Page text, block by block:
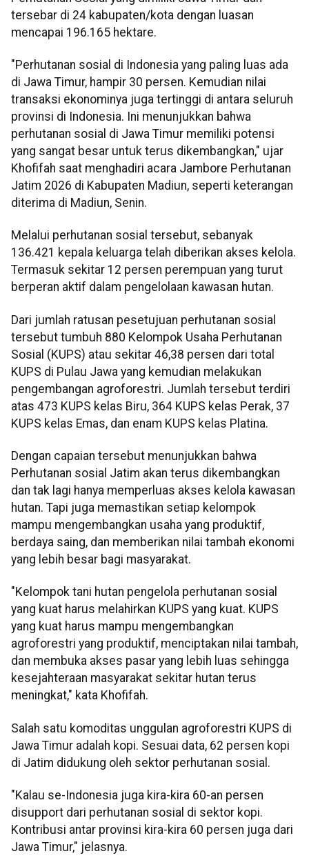
tersebar di 24 kabupaten/kota dengan luasan
mencapai 196.165 hektare.
"Perhutanan sosial di Indonesia yang paling luas ada
di Jawa Timur, hampir 30 persen. Kemudian nilai
transaksi ekonominya juga tertinggi di antara seluruh
provinsi di Indonesia. Ini menunjukkan bahwa
perhutanan sosial di Jawa Timur memiliki potensi
yang sangat besar untuk terus dikembangkan," ujar
Khofifah saat menghadiri acara Jambore Perhutanan
Jatim 2026 di Kabupaten Madiun, seperti keterangan
diterima di Madiun, Senin.
Melalui perhutanan sosial tersebut, sebanyak
136.421 kepala keluarga telah diberikan akses kelola.
Termasuk sekitar 12 persen perempuan yang turut
berperan aktif dalam pengelolaan kawasan hutan.
Dari jumlah ratusan pesetujuan perhutanan sosial
tersebut tumbuh 880 Kelompok Usaha Perhutanan
Sosial (KUPS) atau sekitar 46,38 persen dari total
KUPS di Pulau Jawa yang kemudian melakukan
pengembangan agroforestri. Jumlah tersebut terdiri
atas 473 KUPS kelas Biru, 364 KUPS kelas Perak, 37
KUPS kelas Emas, dan enam KUPS kelas Platina.
Dengan capaian tersebut menunjukkan bahwa
Perhutanan sosial Jatim akan terus dikembangkan
dan tak lagi hanya memperluas akses kelola kawasan
hutan. Tapi juga memastikan setiap kelompok
mampu mengembangkan usaha yang produktif,
berdaya saing, dan memberikan nilai tambah ekonomi
yang lebih besar bagi masyarakat.
"Kelompok tani hutan pengelola perhutanan sosial
yang kuat harus melahirkan KUPS yang kuat. KUPS
yang kuat harus mampu mengembangkan
agroforestri yang produktif, menciptakan nilai tambah,
dan membuka akses pasar yang lebih luas sehingga
kesejahteraan masyarakat sekitar hutan terus
meningkat," kata Khofifah.
Salah satu komoditas unggulan agroforestri KUPS di
Jawa Timur adalah kopi. Sesuai data, 62 persen kopi
di Jatim didukung oleh sektor perhutanan sosial.
"Kalau se-Indonesia juga kira-kira 60-an persen
disupport dari perhutanan sosial di sektor kopi.
Kontribusi antar provinsi kira-kira 60 persen juga dari
Jawa Timur," jelasnya.